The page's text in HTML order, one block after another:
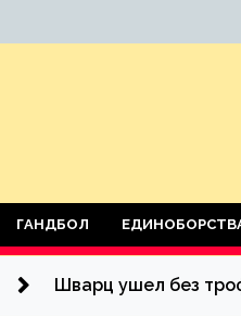
ГАНДБОЛ
Шварц ушел без